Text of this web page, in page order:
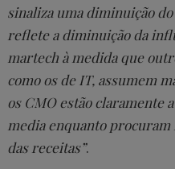
sinaliza uma diminuição
reflete a diminuição da
martech à medida que
como os de IT, assumem
os CMO estão claramente
media enquanto
das receitas”.